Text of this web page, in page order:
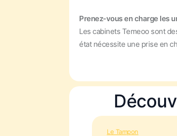
Prenez-vous en charge les
Les cabinets Temeoo sont
état nécessite une prise en
Le Tampon